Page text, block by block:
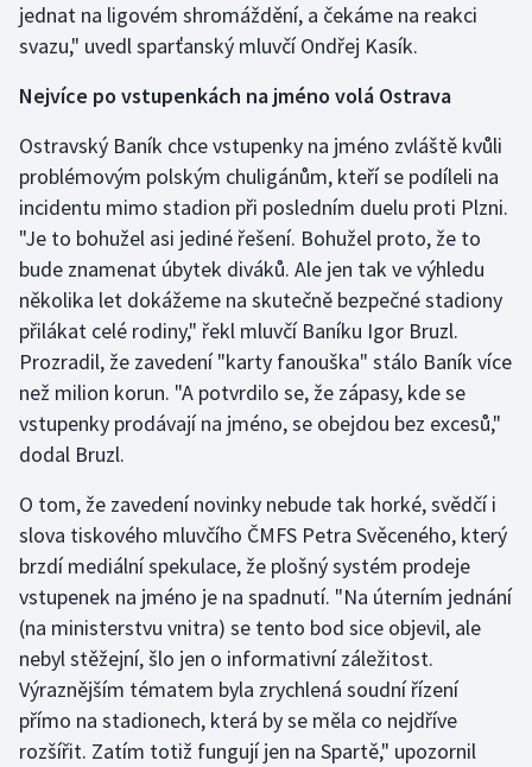
Plážový volejbal
Ragby
Rychlobruslení
Rychlostní kanoistika
Short track
Sportovní střelba
Stolní tenis
Triatlon
Vodní slalom
Volejbal
Ostatní
jednat na ligovém shromáždění, a čekáme na reakci
svazu," uvedl sparťanský mluvčí Ondřej Kasík.
Nejvíce po vstupenkách na jméno volá Ostrava
Ostravský Baník chce vstupenky na jméno zvláště kvůli
problémovým polským chuligánům, kteří se podíleli na
incidentu mimo stadion při posledním duelu proti Plzni.
"Je to bohužel asi jediné řešení. Bohužel proto, že to
bude znamenat úbytek diváků. Ale jen tak ve výhledu
několika let dokážeme na skutečně bezpečné stadiony
přilákat celé rodiny," řekl mluvčí Baníku Igor Bruzl.
Prozradil, že zavedení "karty fanouška" stálo Baník více
než milion korun. "A potvrdilo se, že zápasy, kde se
vstupenky prodávají na jméno, se obejdou bez excesů,"
dodal Bruzl.
O tom, že zavedení novinky nebude tak horké, svědčí i
slova tiskového mluvčího ČMFS Petra Svěceného, který
brzdí mediální spekulace, že plošný systém prodeje
vstupenek na jméno je na spadnutí. "Na úterním jednání
(na ministerstvu vnitra) se tento bod sice objevil, ale
nebyl stěžejní, šlo jen o informativní záležitost.
Výraznějším tématem byla zrychlená soudní řízení
přímo na stadionech, která by se měla co nejdříve
rozšířit. Zatím totiž fungují jen na Spartě," upozornil